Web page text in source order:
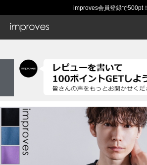
improves会員登録で500pt！